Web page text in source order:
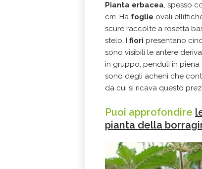
Pianta erbacea, spesso
cm. Ha foglie ovali
scure raccolte a rosetta
stelo. I fiori presentano
sono visibili le antere
in gruppo, penduli in piena
sono degli acheni che
da cui si ricava questo
Puoi approfondire
pianta della